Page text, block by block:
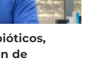
de